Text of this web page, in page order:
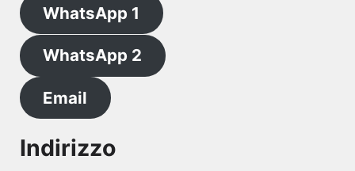
WhatsApp 1
WhatsApp 2
Email
Indirizzo